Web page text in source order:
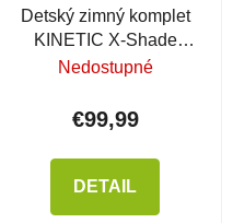
Detský zimný komplet
KINETIC X-Shade
Winter Suit Ivy Green
Nedostupné
€99,99
DETAIL